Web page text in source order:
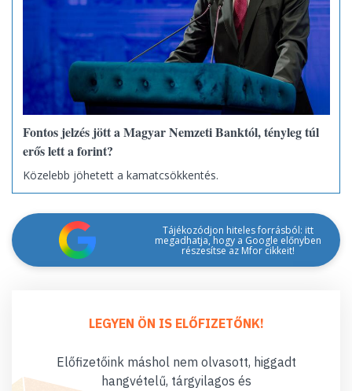
Fontos jelzés jött a Magyar Nemzeti Banktól, tényleg túl
erős lett a forint?
Közelebb jöhetett a kamatcsökkentés.
Tájékozódjon hiteles forrásból: itt
megadhatja, hogy a Google előnyben
részesítse az Mfor cikkeit!
LEGYEN ÖN IS ELŐFIZETŐNK!
Előfizetőink máshol nem olvasott, higgadt
hangvételű, tárgyilagos és